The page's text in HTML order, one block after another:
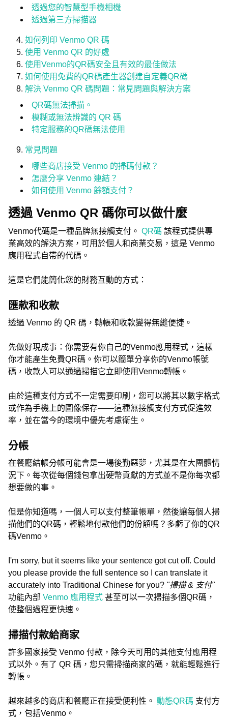
透過您的智慧型手機相機
透過第三方掃描器
如何列印 Venmo QR 碼
使用 Venmo QR 的好處
使用Venmo的QR碼安全且有效的最佳做法
如何使用免費的QR碼產生器創建自定義QR碼
解決 Venmo QR 碼問題：常見問題與解決方案
QR碼無法掃描。
模糊或無法辨識的 QR 碼
特定服務的QR碼無法使用
常見問題
哪些商店接受 Venmo 的掃碼付款？
怎麼分享 Venmo 連結？
如何使用 Venmo 餘額支付？
透過 Venmo QR 碼你可以做什麼
Venmo代碼是一種品牌無接觸支付。 QR碼 該程式提供專
業高效的解決方案，可用於個人和商業交易，這是 Venmo
應用程式自帶的代碼。
這是它們能簡化您的財務互動的方式：
匯款和收款
透過 Venmo 的 QR 碼，轉帳和收款變得無縫便捷。
先做好現成事：你需要有你自己的Venmo應用程式，這樣
你才能產生免費QR碼。你可以簡單分享你的Venmo帳號
碼，收款人可以通過掃描它立即使用Venmo轉帳。
由於這種支付方式不一定需要印刷，您可以將其以數字格式
或作為手機上的圖像保存——這種無接觸支付方式促進效
率，並在當今的環境中優先考慮衛生。
分帳
在餐廳結帳分帳可能會是一場後勤惡夢，尤其是在大團體情
況下。每次從每個錢包拿出硬幣貢獻的方式並不是你每次都
想要做的事。
但是你知道嗎，一個人可以支付整筆帳單，然後讓每個人掃
描他們的QR碼，輕鬆地付款他們的份額嗎？多虧了你的QR
碼Venmo。
I'm sorry, but it seems like your sentence got cut off. Could
you please provide the full sentence so I can translate it
accurately into Traditional Chinese for you? "掃描 & 支付"
功能內部 Venmo 應用程式 甚至可以一次掃描多個QR碼，
使整個過程更快速。
掃描付款給商家
許多國家接受 Venmo 付款，除今天可用的其他支付應用程
式以外。有了 QR 碼，您只需掃描商家的碼，就能輕鬆進行
轉帳。
越來越多的商店和餐廳正在接受便利性。 動態QR碼 支付方
式，包括Venmo。